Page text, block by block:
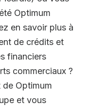
Optimum
en savoir plus à
de crédits et
financiers
commerciaux ?
de Optimum
et vous